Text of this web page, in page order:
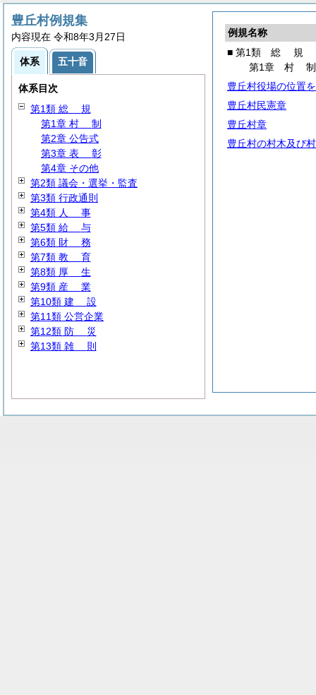
例規名称
■ 第1類 総 規
第1章 村制
豊丘村役場の位置
豊丘村民憲章
豊丘村章
豊丘村の村木及び
豊丘村例規集
内容現在 令和8年3月27日
体系 五十音
体系目次
第1類 総 規
第1章 村 制
第2章 公告式
第3章 表 彰
第4章 その他
第2類 議会・選挙・監査
第3類 行政通則
第4類 人 事
第5類 給 与
第6類 財 務
第7類 教 育
第8類 厚 生
第9類 産 業
第10類 建 設
第11類 公営企業
第12類 防 災
第13類 雑 則